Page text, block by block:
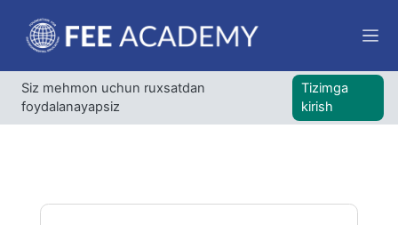
Siz mehmon uchun ruxsatdan
foydalanayapsiz
Tizimga
kirish